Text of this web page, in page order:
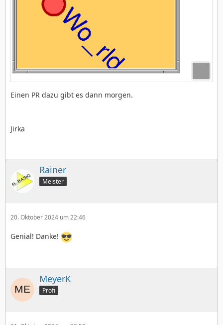
Einen PR dazu gibt es dann morgen.
Jirka
Rainer
Meister
20. Oktober 2024 um 22:46
Genial! Danke!
MeyerK
Profi